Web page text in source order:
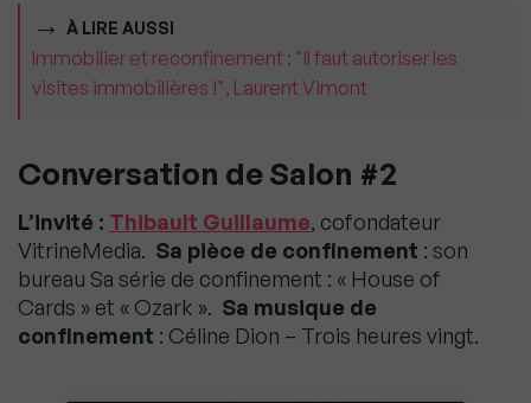
À LIRE AUSSI
Immobilier et reconfinement : "Il faut autoriser les
visites immobilières !", Laurent Vimont
Conversation de Salon #2
L’invité : Thibault Guillaume, cofondateur
VitrineMedia. Sa pièce de confinement : son
bureau Sa série de confinement : « House of
Cards » et « Ozark ». Sa musique de
confinement : Céline Dion – Trois heures vingt.